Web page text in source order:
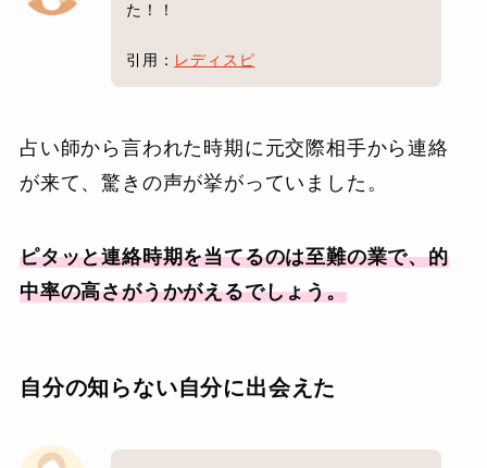
た！！
引用： レディスピ
占い師から言われた時期に元交際相手から連絡
が来て、驚きの声が挙がっていました。
ピタッと連絡時期を当てるのは至難の業で、的
中率の高さがうかがえるでしょう。
自分の知らない自分に出会えた